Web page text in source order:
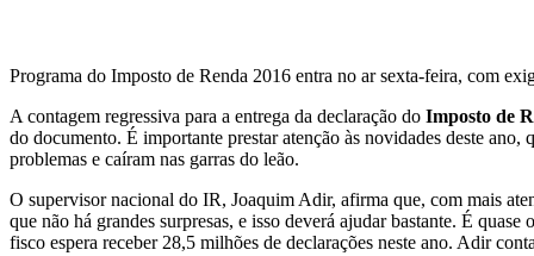
Programa do Imposto de Renda 2016 entra no ar sexta-feira, com
A contagem regressiva para a entrega da declaração do Imposto de
do documento. É importante prestar atenção às novidades deste
problemas e caíram nas garras do leão.
O supervisor nacional do IR, Joaquim Adir, afirma que, com mais
que não há grandes surpresas, e isso deverá ajudar bastante. É
fisco espera receber 28,5 milhões de declarações neste ano. Adir